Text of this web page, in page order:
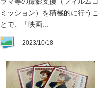
ミッション）を積極的に行うこ
とで、「映画...
2023/10/18